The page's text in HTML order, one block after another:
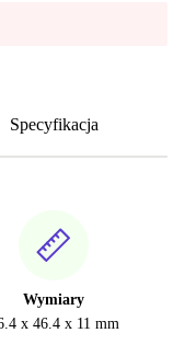
Specyfikacja
Wymiary
x 46.4 x 11 mm